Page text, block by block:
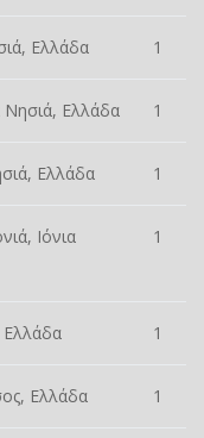
Ελλάδα 1
Νησιά, Ελλάδα 1
Ελλάδα 1
Ιόνια
1
Ελλάδα 1
Ελλάδα 1